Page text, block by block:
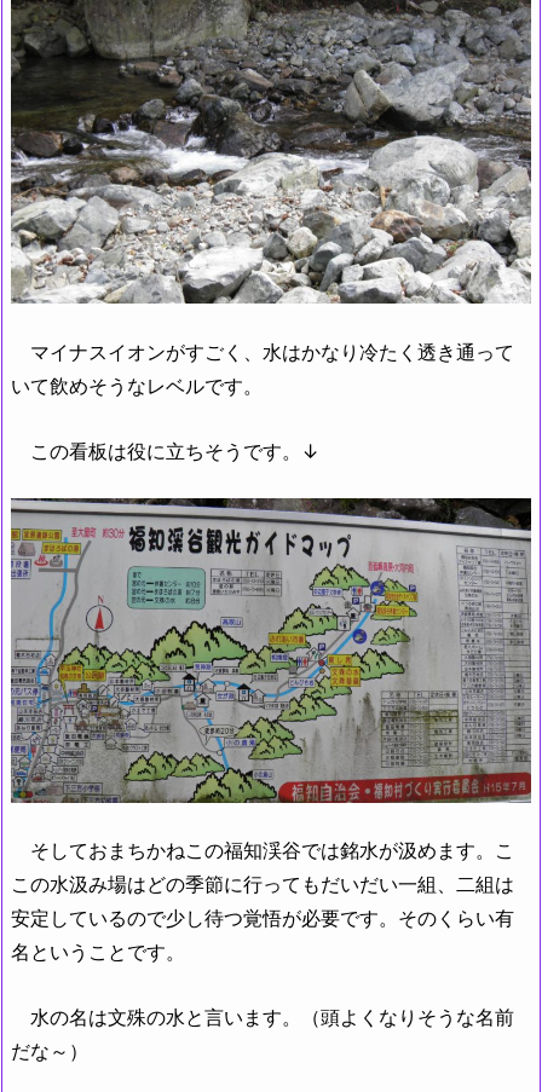
マイナスイオンがすごく、水はかなり冷たく透き通って
いて飲めそうなレベルです。
この看板は役に立ちそうです。↓
そしておまちかねこの福知渓谷では銘水が汲めます。こ
この水汲み場はどの季節に行ってもだいだい一組、二組は
安定しているので少し待つ覚悟が必要です。そのくらい有
名ということです。
水の名は文殊の水と言います。（頭よくなりそうな名前
だな～）